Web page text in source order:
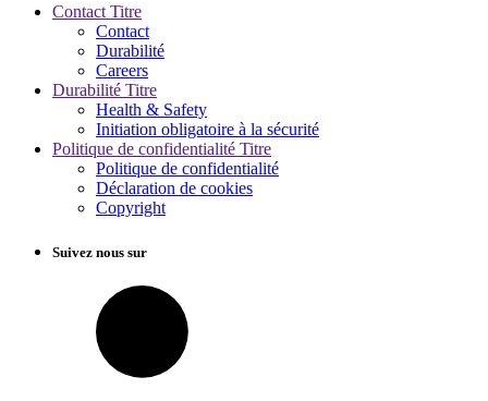
Contact Titre
Contact
Durabilité
Careers
Durabilité Titre
Health & Safety
Initiation obligatoire à la sécurité
Politique de confidentialité Titre
Politique de confidentialité
Déclaration de cookies
Copyright
Suivez nous sur